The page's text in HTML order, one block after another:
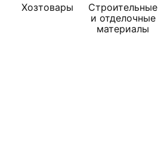
Хозтовары
Строительные
и отделочные
материалы